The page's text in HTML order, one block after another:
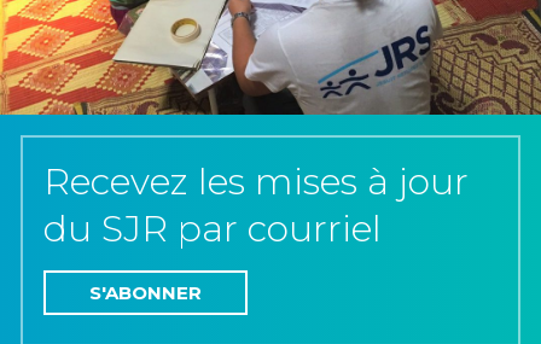
Recevez les mises à jour
du SJR par courriel
S'ABONNER